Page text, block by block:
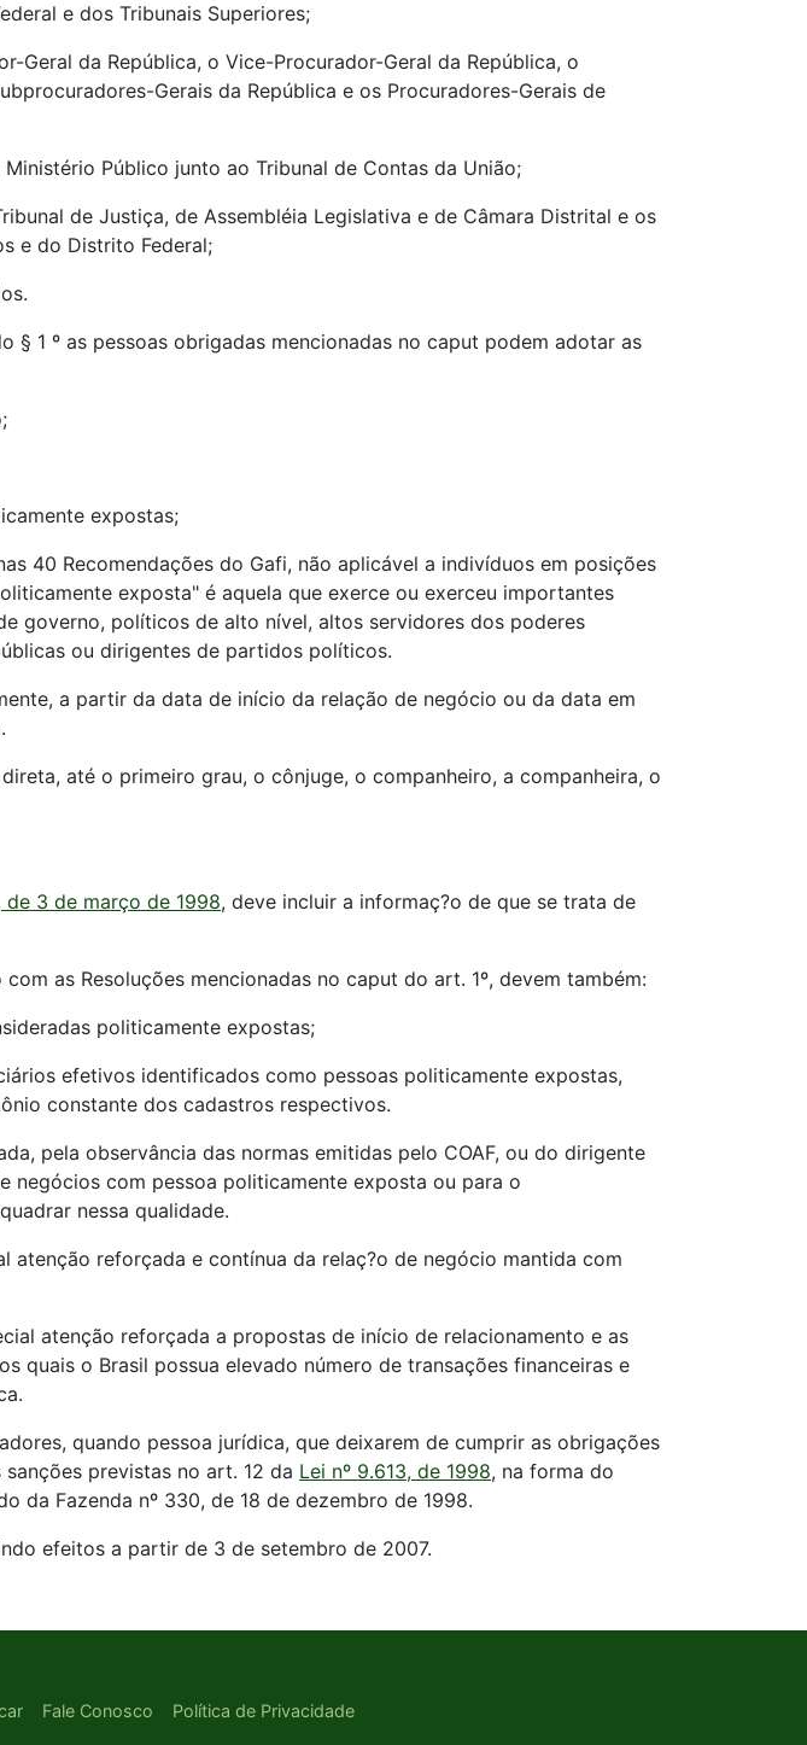
e dos Tribunais Superiores;
Geral da República, o Vice-Procurador-Geral da República, o
Gerais da República e os Procuradores-Gerais de
Público junto ao Tribunal de Contas da União;
de Justiça, de Assembléia Legislativa e de Câmara Distrital e os
e do Distrito Federal;
1 º as pessoas obrigadas mencionadas no caput podem adotar as
expostas;
40 Recomendações do Gafi, não aplicável a indivíduos em posições
exposta" é aquela que exerce ou exerceu importantes
governo, políticos de alto nível, altos servidores dos poderes
ou dirigentes de partidos políticos.
a partir da data de início da relação de negócio ou da data em
até o primeiro grau, o cônjuge, o companheiro, a companheira, o
de 3 de março de 1998, deve incluir a informaç?o de que se trata de
as Resoluções mencionadas no caput do art. 1º, devem também:
politicamente expostas;
efetivos identificados como pessoas politicamente expostas,
constante dos cadastros respectivos.
pela observância das normas emitidas pelo COAF, ou do dirigente
negócios com pessoa politicamente exposta ou para o
nessa qualidade.
atenção reforçada e contínua da relaç?o de negócio mantida com
atenção reforçada a propostas de início de relacionamento e as
quais o Brasil possua elevado número de transações financeiras e
quando pessoa jurídica, que deixarem de cumprir as obrigações
previstas no art. 12 da Lei nº 9.613, de 1998, na forma do
da Fazenda nº 330, de 18 de dezembro de 1998.
efeitos a partir de 3 de setembro de 2007.
Fale Conosco Política de Privacidade